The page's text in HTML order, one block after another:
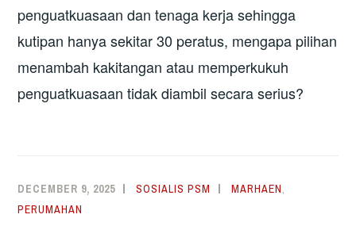
penguatkuasaan dan tenaga kerja sehingga
kutipan hanya sekitar 30 peratus, mengapa pilihan
menambah kakitangan atau memperkukuh
penguatkuasaan tidak diambil secara serius?
DECEMBER 9, 2025 SOSIALIS PSM MARHAEN,
PERUMAHAN